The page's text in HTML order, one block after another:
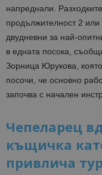
напреднали.
продължителност 2
двудневни за най-
в едната посока,
Зорница Юрукова,
посочи, че основно
започва с начален
Чепеларец
къщичка
привлича